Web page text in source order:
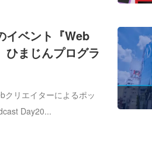
イベント『Web
まじんプログラ
クリエイターによるポッ
Day20...